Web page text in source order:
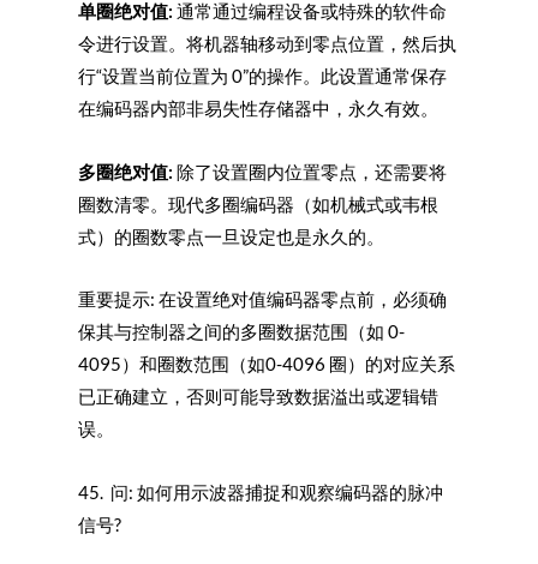
单圈绝对值: 通常通过编程设备或特殊的软件命
令进行设置。将机器轴移动到零点位置，然后执
行“设置当前位置为 0”的操作。此设置通常保存
在编码器内部非易失性存储器中，永久有效。
多圈绝对值: 除了设置圈内位置零点，还需要将
圈数清零。现代多圈编码器（如机械式或韦根
式）的圈数零点一旦设定也是永久的。
重要提示: 在设置绝对值编码器零点前，必须确
保其与控制器之间的多圈数据范围（如 0-
4095）和圈数范围（如0-4096 圈）的对应关系
已正确建立，否则可能导致数据溢出或逻辑错
误。
45. 问: 如何用示波器捕捉和观察编码器的脉冲
信号?